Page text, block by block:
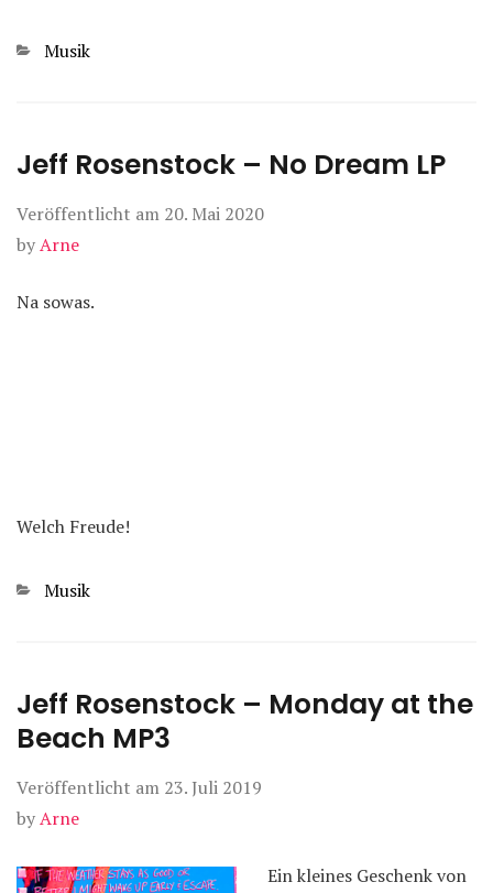
Kategorien
Musik
Jeff Rosenstock – No Dream LP
Veröffentlicht am 20. Mai 2020
byArne
Na sowas.
Welch Freude!
Kategorien
Musik
Jeff Rosenstock – Monday at the
Beach MP3
Veröffentlicht am 23. Juli 2019
byArne
Ein kleines Geschenk von